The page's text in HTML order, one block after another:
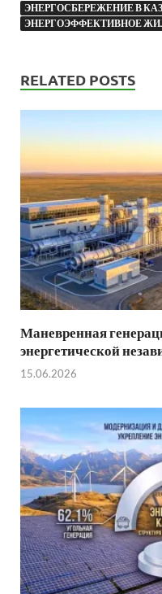
ЭНЕРГОСБЕРЕЖЕНИЕ В
ЭНЕРГОЭФФЕКТИВНОЕ
RELATED POSTS
Маневренная
энергетической
15.06.2026